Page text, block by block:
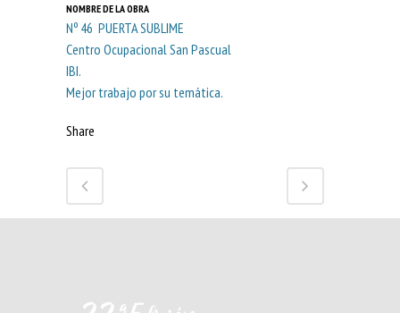
NOMBRE DE LA OBRA
Nº 46 PUERTA SUBLIME
Centro Ocupacional San Pascual
IBI.
Mejor trabajo por su temática.
Share